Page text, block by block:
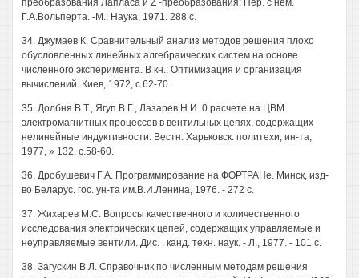
преобразования Лапласа и Z -преобразования: Пер. с нем.
Г.А.Вольперта. -М.: Наука, 1971. 288 с.
34. Джумаев К. Сравнительный анализ методов решения плохо
обусловленных линейных алгебраических систем на основе
численного эксперимента. В кн.: Оптимизация и организация
вычислений. Киев, 1972, с.62-70.
35. Долбня В.Т., Ягуп В.Г., Лазарев Н.И. 0 расчете на ЦВМ
электромагнитных процессов в вентильных цепях, содержащих
нелинейные индуктивности. Вестн. Харьковск. политехи, ин-та,
1977, » 132, с.58-60.
36. Дробушевич Г.А. Программирование на ФОРТРАНе. Минск, изд-
во Беларус. гос. ун-та им.В.И.Ленина, 1976. - 272 с.
37. Жихарев М.С. Вопросы качественного и количественного
исследования электрических цепей, содержащих управляемые и
неуправляемые вентили. Дис. . канд. техн. наук. - Л., 1977. - 101 с.
38. Загускин В.Л. Справочник по численным методам решения